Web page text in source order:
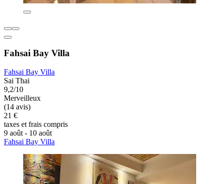
Fahsai Bay Villa
Fahsai Bay Villa
Sai Thai
9,2/10
Merveilleux
(14 avis)
21 €
taxes et frais compris
9 août - 10 août
Fahsai Bay Villa